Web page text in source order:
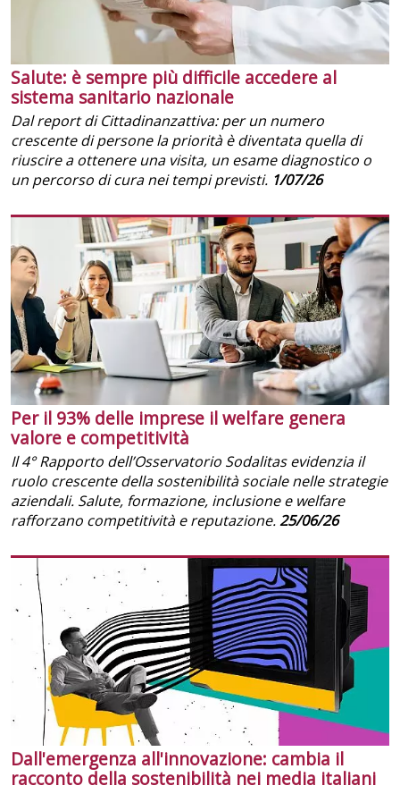
Salute: è sempre più difficile accedere al
sistema sanitario nazionale
Dal report di Cittadinanzattiva: per un numero
crescente di persone la priorità è diventata quella di
riuscire a ottenere una visita, un esame diagnostico o
un percorso di cura nei tempi previsti. 1/07/26
Per il 93% delle imprese il welfare genera
valore e competitività
Il 4° Rapporto dell’Osservatorio Sodalitas evidenzia il
ruolo crescente della sostenibilità sociale nelle strategie
aziendali. Salute, formazione, inclusione e welfare
rafforzano competitività e reputazione.25/06/26
Dall'emergenza all'innovazione: cambia il
racconto della sostenibilità nei media italiani